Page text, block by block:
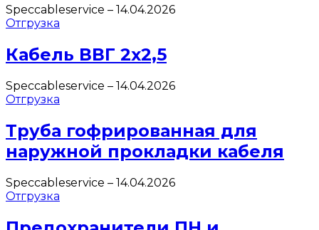
Speccableservice – 14.04.2026
Отгрузка
Кабель ВВГ 2х2,5
Speccableservice – 14.04.2026
Отгрузка
Труба гофрированная для
наружной прокладки кабеля
Speccableservice – 14.04.2026
Отгрузка